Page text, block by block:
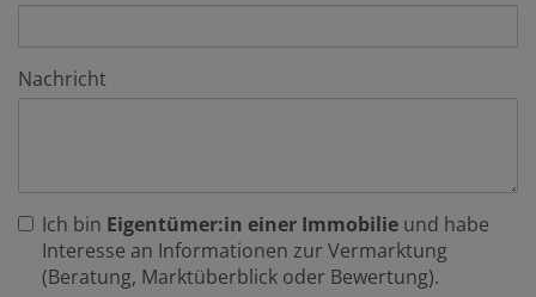
Nachricht
Ich bin Eigentümer:in einer Immobilie und habe
Interesse an Informationen zur Vermarktung
(Beratung, Marktüberblick oder Bewertung).